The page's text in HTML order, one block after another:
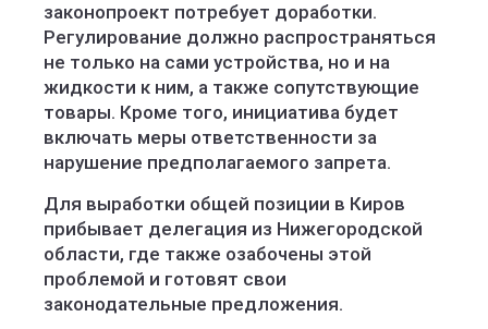
законопроект потребует доработки.
Регулирование должно распространяться
не только на сами устройства, но и на
жидкости к ним, а также сопутствующие
товары. Кроме того, инициатива будет
включать меры ответственности за
нарушение предполагаемого запрета.
Для выработки общей позиции в Киров
прибывает делегация из Нижегородской
области, где также озабочены этой
проблемой и готовят свои
законодательные предложения.